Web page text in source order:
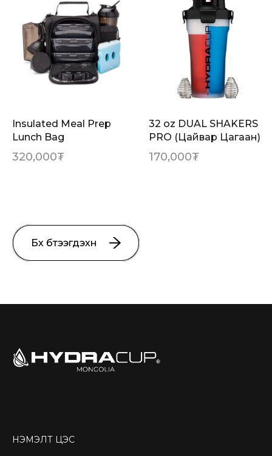
Insulated Meal Prep
Lunch Bag
320,000₮
32 oz DUAL SHAKERS
PRO (Цайвар Цагаан)
170,000₮
Бүх бүтээгдэхүүн
НЭМЭЛТ ЦЭС